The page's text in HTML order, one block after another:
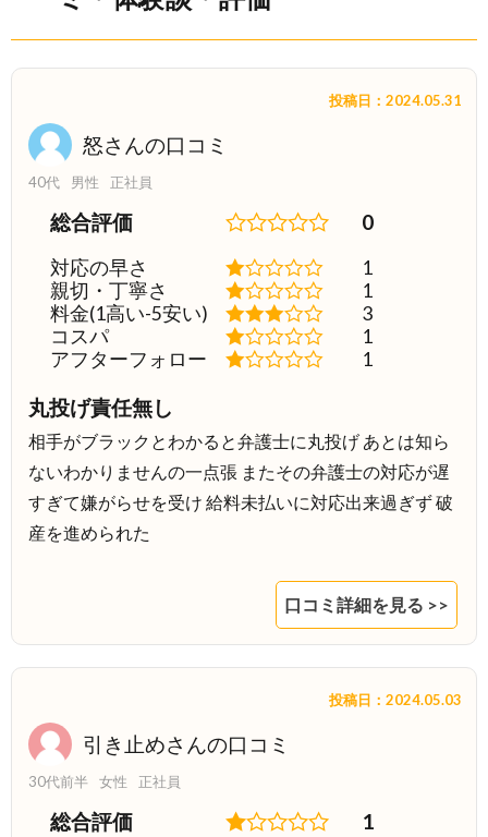
怒さんの口コミ
投稿日：2024.05.31
40代 男性 正社員
総合評価 0
対応の早さ
1
親切・丁寧さ
1
料金(1高い-5安い)
3
コスパ
1
アフターフォロー
1
丸投げ責任無し
相手がブラックとわかると弁護士に丸投げ あとは知ら
ないわかりませんの一点張 またその弁護士の対応が遅
すぎて嫌がらせを受け 給料未払いに対応出来過ぎず 破
産を進められた
口コミ詳細を見る >>
引き止めさんの口コミ
投稿日：2024.05.03
30代前半 女性 正社員
総合評価 1